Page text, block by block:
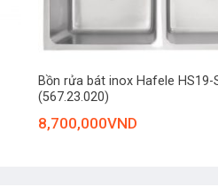
đảm bảo việc thoát nước nhanh
+
Bồn rửa bát inox Hafele HS19-
(567.23.020)
8,700,000VND